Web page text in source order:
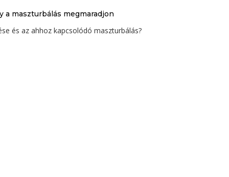
a maszturbálás megmaradjon
és az ahhoz kapcsolódó maszturbálás?